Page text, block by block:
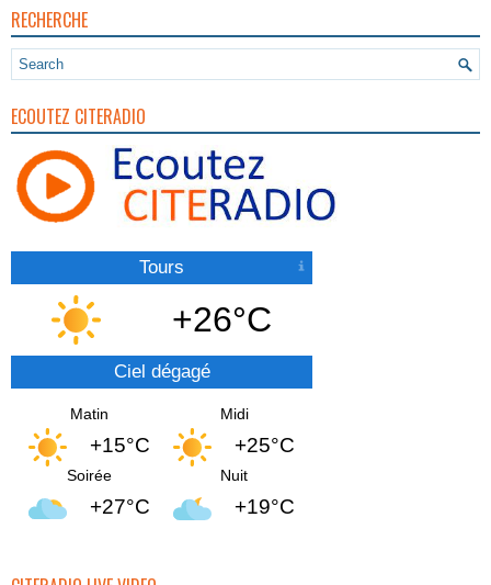
RECHERCHE
ECOUTEZ CITERADIO
Tours
+26°C
Ciel dégagé
Matin
+15°C
Midi
+25°C
Soirée
+27°C
Nuit
+19°C